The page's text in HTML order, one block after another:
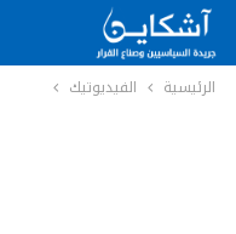
الرئيسية الفيديوتيك